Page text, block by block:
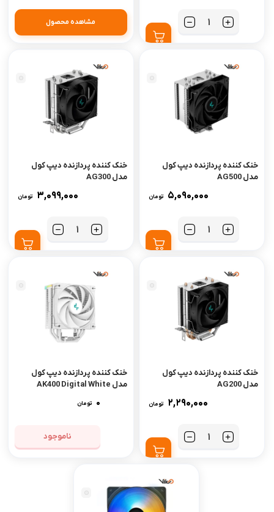
تعداد مشاهده محصول
خنک کننده پردازنده دیپ کول
مدل AG500
5,090,000 تومان
تعداد
خنک کننده پردازنده دیپ کول
مدل AG300
3,099,000 تومان
تعداد
خنک کننده پردازنده دیپ کول
مدل AG200
2,290,000 تومان
تعداد
خنک کننده پردازنده دیپ کول
مدل AK400 Digital White
0 تومان
ناموجود